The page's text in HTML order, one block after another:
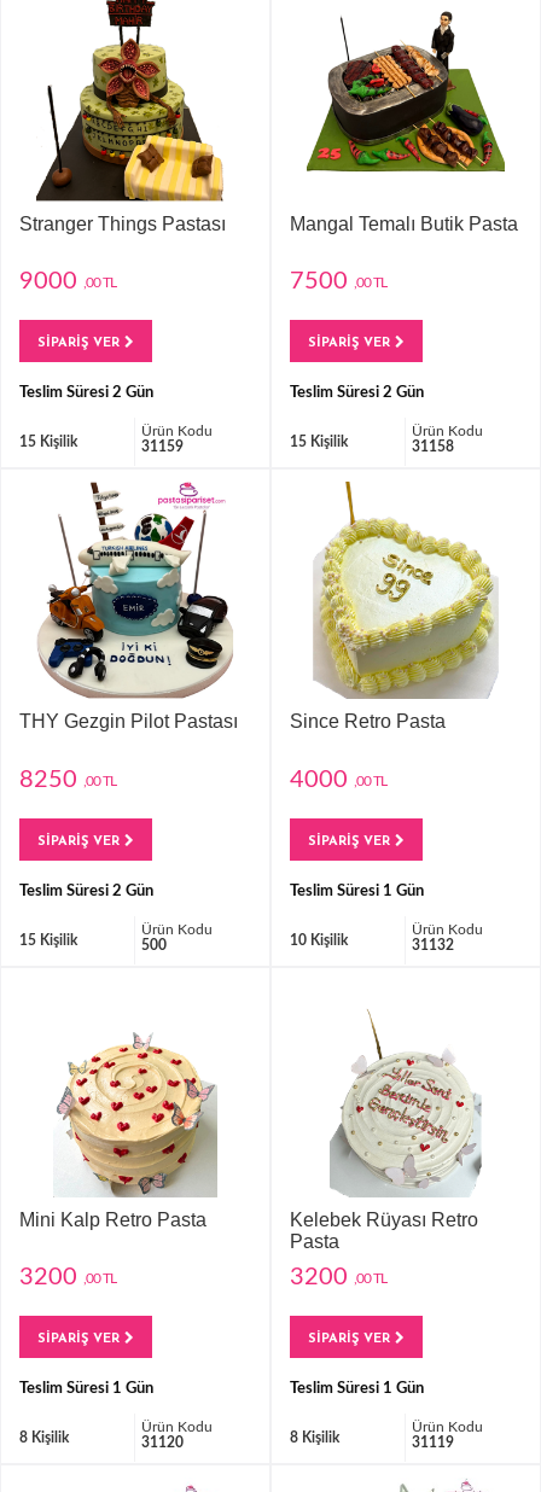
Stranger Things Pastası
9000 ,00 TL
SİPARİŞ VER
Teslim Süresi 2 Gün
15 Kişilik
Ürün Kodu
31159
Mangal Temalı Butik Pasta
7500 ,00 TL
SİPARİŞ VER
Teslim Süresi 2 Gün
15 Kişilik
Ürün Kodu
31158
THY Gezgin Pilot Pastası
8250 ,00 TL
SİPARİŞ VER
Teslim Süresi 2 Gün
15 Kişilik
Ürün Kodu
500
Since Retro Pasta
4000 ,00 TL
SİPARİŞ VER
Teslim Süresi 1 Gün
10 Kişilik
Ürün Kodu
31132
Mini Kalp Retro Pasta
3200 ,00 TL
SİPARİŞ VER
Teslim Süresi 1 Gün
8 Kişilik
Ürün Kodu
31120
Kelebek Rüyası Retro
Pasta
3200 ,00 TL
SİPARİŞ VER
Teslim Süresi 1 Gün
8 Kişilik
Ürün Kodu
31119